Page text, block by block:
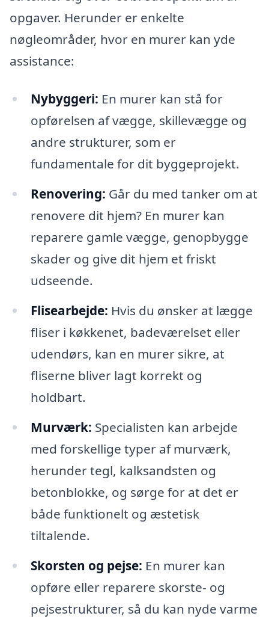
opgaver. Herunder er enkelte
nøgleområder, hvor en murer kan yde
assistance:
Nybyggeri: En murer kan stå for
opførelsen af vægge, skillevægge og
andre strukturer, som er
fundamentale for dit byggeprojekt.
Renovering: Går du med tanker om at
renovere dit hjem? En murer kan
reparere gamle vægge, genopbygge
skader og give dit hjem et friskt
udseende.
Flisearbejde: Hvis du ønsker at lægge
fliser i køkkenet, badeværelset eller
udendørs, kan en murer sikre, at
fliserne bliver lagt korrekt og
holdbart.
Murværk: Specialisten kan arbejde
med forskellige typer af murværk,
herunder tegl, kalksandsten og
betonblokke, og sørge for at det er
både funktionelt og æstetisk
tiltalende.
Skorsten og pejse: En murer kan
opføre eller reparere skorste- og
pejsestrukturer, så du kan nyde varme